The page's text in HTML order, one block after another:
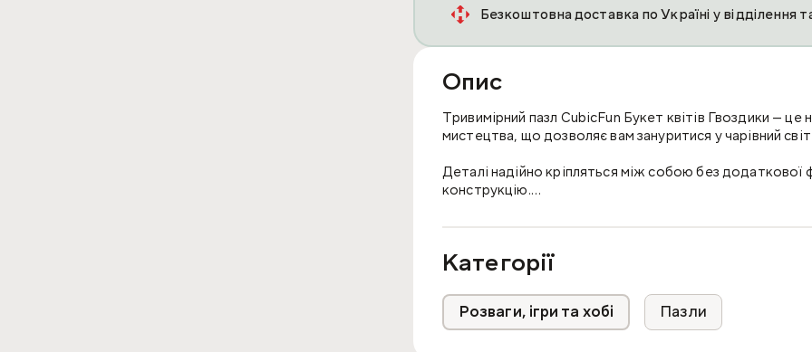
Безкоштовна доставка по Україні у відділення
Опис
Тривимірний пазл CubicFun Букет квітів Гвоздики —
мистецтва, що дозволяє вам зануритися у чарівний світ
Деталі надійно кріпляться між собою без
конструкцію.
Стильний дизайн.
Відмінно розвиває дрібну моторику.
Розмір готового виробу: 13,7 x 15 x 18,7 см.
Рекомендовано для дітей віком від 8-ми років.
Категорії
Розваги, ігри та хобі Пазли